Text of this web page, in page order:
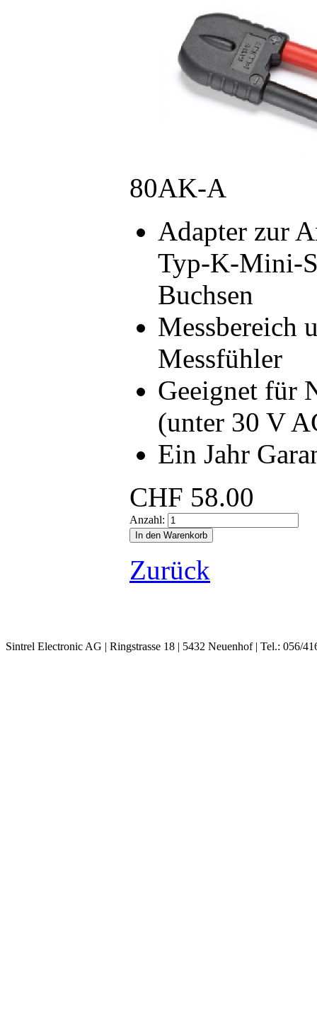
80AK-A
Adapter zur
Typ-K-Mini-
Buchsen
Messbereich
Messfühler
Geeignet für
(unter 30 V
Ein Jahr
CHF 58.00
Anzahl:
Zurück
Sintrel Electronic AG | Ringstrasse 18 | 5432 Neuenhof | Tel.: 056/